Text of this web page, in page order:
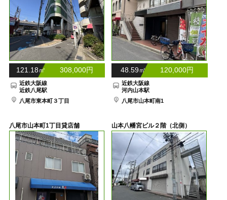
121.18㎡ 308,000円
近鉄大阪線
近鉄八尾駅
八尾市東本町３丁目
48.59㎡ 120,000円
近鉄大阪線
河内山本駅
八尾市山本町南1
八尾市山本町1丁目貸店舗 山本八幡宮ビル２階（北側）